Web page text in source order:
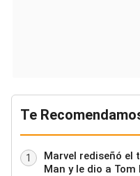
Te
1
Marvel rediseñó el
Man y le dio a